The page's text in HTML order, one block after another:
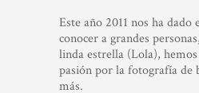
Este año 2011 nos ha
conocer a grandes
linda estrella (Lola),
pasión por la fotografía de
más.